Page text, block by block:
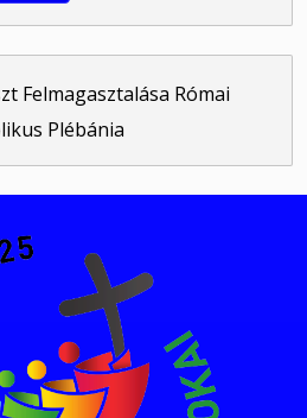
Felmagasztalása Római
Plébánia